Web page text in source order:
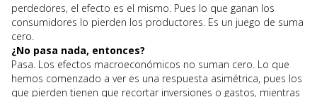
perdedores, el efecto es el mismo. Pues lo que ganan los
consumidores lo pierden los productores. Es un juego de suma
cero.
¿No pasa nada, entonces?
Pasa. Los efectos macroeconómicos no suman cero. Lo que
hemos comenzado a ver es una respuesta asimétrica, pues los
que pierden tienen que recortar inversiones o gastos, mientras